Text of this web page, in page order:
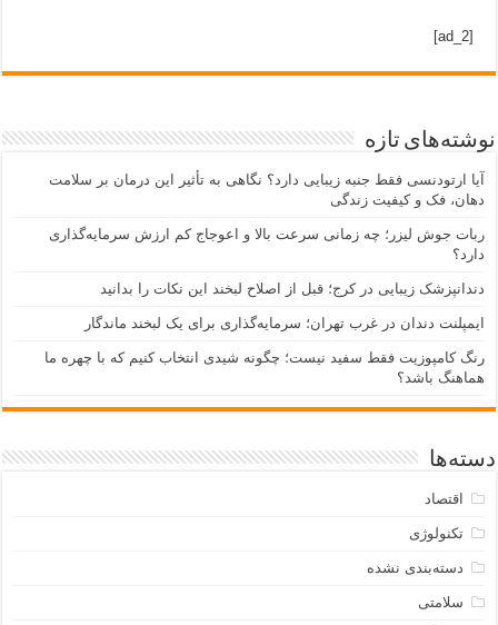
[ad_2]
نوشته‌های تازه
آیا ارتودنسی فقط جنبه زیبایی دارد؟ نگاهی به تأثیر این درمان بر سلامت
دهان، فک و کیفیت زندگی
ربات جوش لیزر؛ چه زمانی سرعت بالا و اعوجاج کم ارزش سرمایه‌گذاری
دارد؟
دندانپزشک زیبایی در کرج؛ قبل از اصلاح لبخند این نکات را بدانید
ایمپلنت دندان در غرب تهران؛ سرمایه‌گذاری برای یک لبخند ماندگار
رنگ کامپوزیت فقط سفید نیست؛ چگونه شیدی انتخاب کنیم که با چهره ما
هماهنگ باشد؟
دسته‌ها
اقتصاد
تکنولوژی
دسته‌بندی نشده
سلامتی